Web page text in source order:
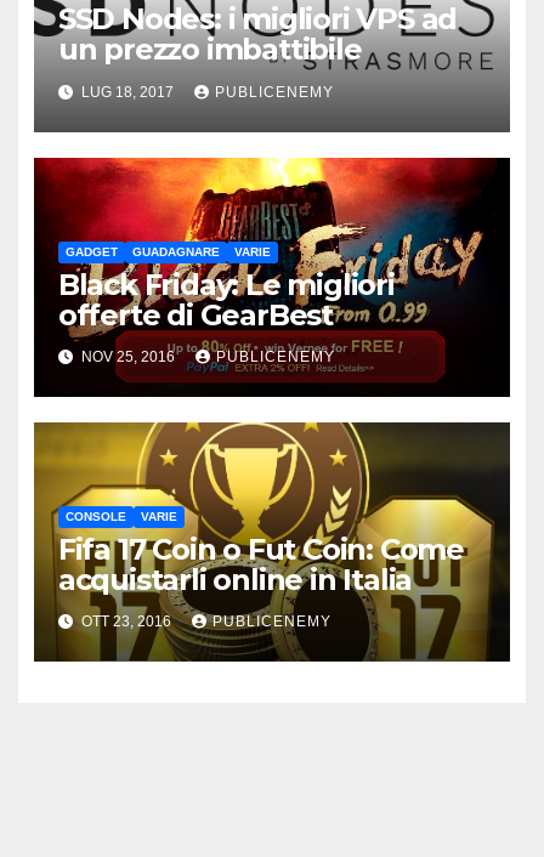
SSD Nodes: i migliori VPS ad
un prezzo imbattibile
LUG 18, 2017 PUBLICENEMY
GADGET GUADAGNARE VARIE
Black Friday: Le migliori
offerte di GearBest
NOV 25, 2016 PUBLICENEMY
CONSOLE VARIE
Fifa 17 Coin o Fut Coin: Come
acquistarli online in Italia
OTT 23, 2016 PUBLICENEMY